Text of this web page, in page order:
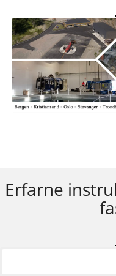
Erfarne